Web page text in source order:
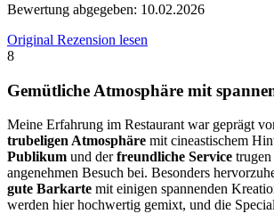
Bewertung abgegeben: 10.02.2026
Original Rezension lesen
8
Gemütliche Atmosphäre mit
Meine Erfahrung im Restaurant war geprägt
trubeligen Atmosphäre mit cineastischem
Publikum und derfreundliche Service
angenehmen Besuch bei. Besonders
gute Barkarte mit einigen spannenden
werden hier hochwertig gemixt, und die